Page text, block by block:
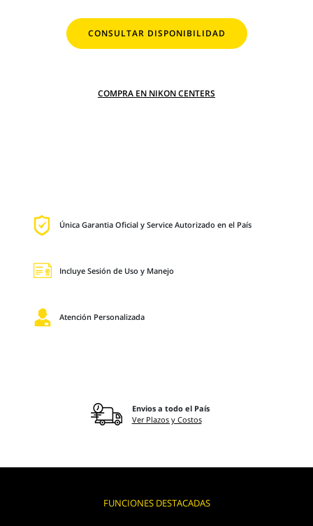
CONSULTAR DISPONIBILIDAD
COMPRA EN NIKON CENTERS
Única Garantia Oficial y Service Autorizado en el País
Incluye Sesión de Uso y Manejo
Atención Personalizada
Envios a todo el País
Ver Plazos y Costos
FUNCIONES DESTACADAS